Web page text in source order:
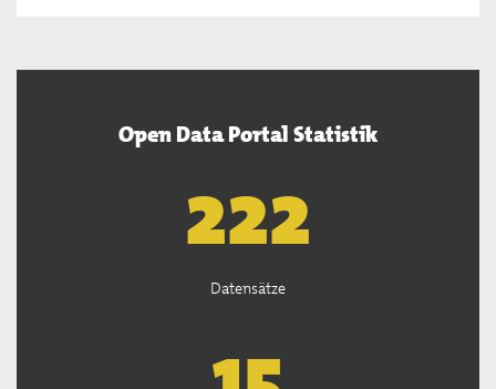
Open Data Portal Statistik
223
Datensätze